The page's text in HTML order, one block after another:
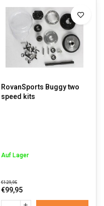
RovanSports Buggy two
speed kits
Auf Lager
€129,95
€99,95